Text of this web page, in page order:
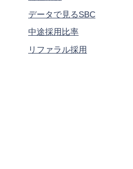
データで見るSBC
中途採用比率
リファラル採用